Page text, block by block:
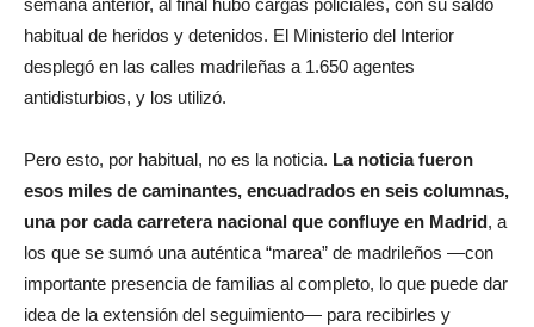
habitual de heridos y detenidos. El Ministerio del Interior
desplegó en las calles madrileñas a 1.650 agentes
antidisturbios, y los utilizó.
Pero esto, por habitual, no es la noticia. La noticia fueron
esos miles de caminantes, encuadrados en seis columnas,
una por cada carretera nacional que confluye en Madrid, a
los que se sumó una auténtica “marea” de madrileños —con
importante presencia de familias al completo, lo que puede dar
idea de la extensión del seguimiento— para recibirles y